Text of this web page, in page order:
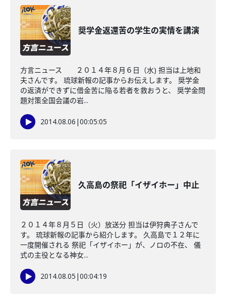
奨学金返還苦の学生の実情を講演
方言ニュース ２０１４年８月６日（水) 担当は上地和
夫さんです。 琉球新報の記事からお伝えします。 奨学金
の返済ができずに借金苦に陥る若者を救おうと、 奨学金問
題対策全国会議の岩...
2014.08.06 |00:05:05
久高島の祭祀「イザイホー」中止
２０１４年８月５日（火）放送分 担当は伊狩典子さんで
す。 琉球新報の記事から紹介します。 久高島で１２年に
一度開催される 祭祀「イザイホー」が、ノロの不在、 儀
式の主役となる神女...
2014.08.05 |00:04:19